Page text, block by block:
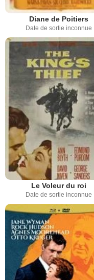
Diane de Poitiers
Date de sortie inconnue
Le Voleur du roi
Date de sortie inconnue